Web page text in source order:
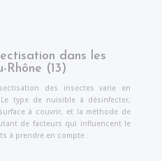
dans les
Rhône (13)
des insectes varie en
type de nuisible à désinfecter,
à couvrir, et la méthode de
de facteurs qui influencent le
à prendre en compte :